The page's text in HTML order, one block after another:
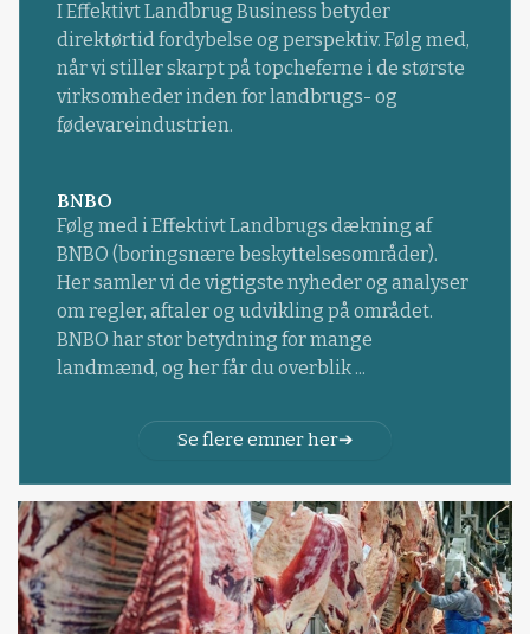
I Effektivt Landbrug Business betyder
direktørtid fordybelse og perspektiv. Følg med,
når vi stiller skarpt på topcheferne i de største
virksomheder inden for landbrugs- og
fødevareindustrien.
BNBO
Følg med i Effektivt Landbrugs dækning af
BNBO (boringsnære beskyttelsesområder).
Her samler vi de vigtigste nyheder og analyser
om regler, aftaler og udvikling på området.
BNBO har stor betydning for mange
landmænd, og her får du overblik ...
Se flere emner her